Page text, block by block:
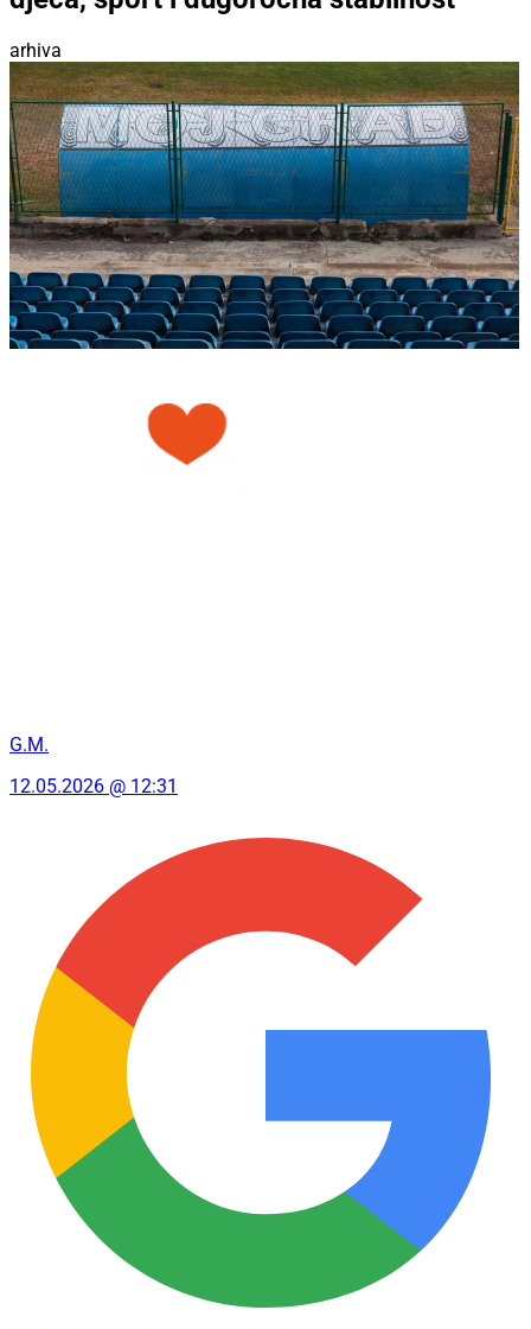
arhiva
G.M.
12.05.2026 @ 12:31